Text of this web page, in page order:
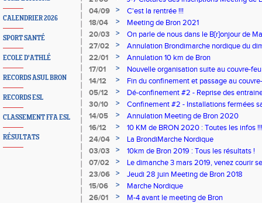
CALENDRIER 2026
SPORT SANTÉ
ECOLE D'ATHLÉ
RECORDS ASUL BRON
RECORDS ESL
CLASSEMENT FFA ESL
RÉSULTATS
04/09
>
C'est la rentrée !!!
18/04
>
Meeting de Bron 2021
20/03
>
On parle de nous dans le B[r]onjour de
27/02
>
Annulation Brondimarche nordique du
22/01
>
Annulation 10 km de Bron
17/01
>
Nouvelle organisation suite au couvre-feu
14/12
>
Fin du confinement et passage au
05/12
>
Dé-confinement #2 - Reprise des
30/10
>
Confinement #2 - Installations fermées
et professionnels
14/05 >
Annulation Meeting de Bron 2020
16/12
>
10 KM de BRON 2020 : Toutes les infos !!!
24/04
>
La BrondiMarche Nordique
03/03
>
10km de Bron 2019 : Tous les résultats !
07/02
>
Le dimanche 3 mars 2019, venez courir
ami-e-s !
23/06 >
Jeudi 28 juin Meeting de Bron 2018
15/06
>
Marche Nordique
26/01
>
M-4 avant le meeting de Bron